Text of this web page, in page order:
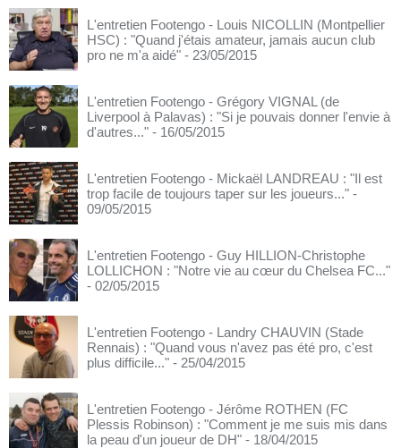
L'entretien Footengo - Louis NICOLLIN (Montpellier
HSC) : "Quand j'étais amateur, jamais aucun club
pro ne m'a aidé" - 23/05/2015
L'entretien Footengo - Grégory VIGNAL (de
Liverpool à Palavas) : "Si je pouvais donner l'envie à
d'autres..." - 16/05/2015
L'entretien Footengo - Mickaël LANDREAU : "Il est
trop facile de toujours taper sur les joueurs..." -
09/05/2015
L'entretien Footengo - Guy HILLION-Christophe
LOLLICHON : "Notre vie au cœur du Chelsea FC..."
- 02/05/2015
L'entretien Footengo - Landry CHAUVIN (Stade
Rennais) : "Quand vous n'avez pas été pro, c'est
plus difficile..." - 25/04/2015
L'entretien Footengo - Jérôme ROTHEN (FC
Plessis Robinson) : "Comment je me suis mis dans
la peau d'un joueur de DH" - 18/04/2015